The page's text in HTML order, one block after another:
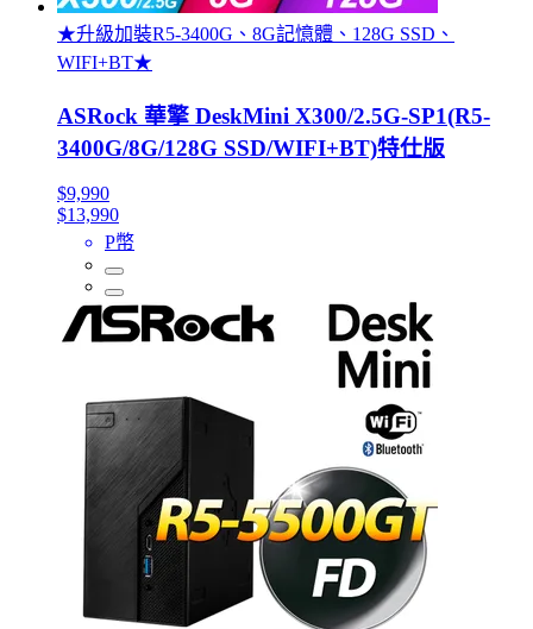
★升級加裝R5-3400G、8G記憶體、128G SSD、
WIFI+BT★
ASRock 華擎 DeskMini X300/2.5G-SP1(R5-
3400G/8G/128G SSD/WIFI+BT)特仕版
$9,990
$13,990
P幣